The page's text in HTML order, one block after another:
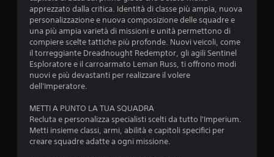
apprezzato dalla critica. Identità di classe più ampia, nuova
personalizzazione e nuova composizione delle squadre e
una più ampia varietà di missioni e unità permettono di
compiere scelte tattiche più profonde. Nuovi veicoli, come
il torreggiante Dreadnought Redemptor, gli agili Sentinel
Esploratore e il carroarmato Leman Russ, ti offrono modi
nuovi e più devastanti per realizzare il volere
dell'Imperatore.
METTI A PUNTO LA TUA SQUADRA
Recluta e personalizza specialisti scelti da tutto l'Imperium.
Metti insieme classi, armi, abilità e capitoli specifici per
creare squadre adatte a ogni missione.